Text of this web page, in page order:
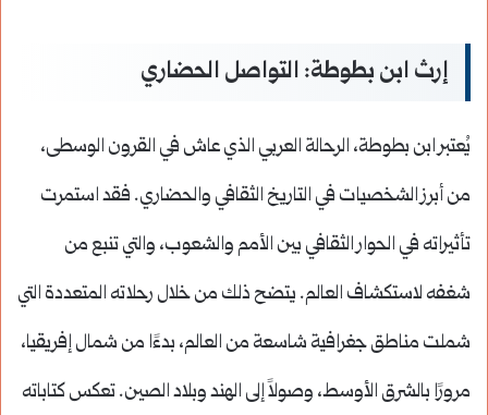
إرث ابن بطوطة: التواصل الحضاري
يُعتبر ابن بطوطة، الرحالة العربي الذي عاش في القرون الوسطى،
من أبرز الشخصيات في التاريخ الثقافي والحضاري. فقد استمرت
تأثيراته في الحوار الثقافي بين الأمم والشعوب، والتي تنبع من
شغفه لاستكشاف العالم. يتضح ذلك من خلال رحلاته المتعددة التي
شملت مناطق جغرافية شاسعة من العالم، بدءًا من شمال إفريقيا،
مرورًا بالشرق الأوسط، وصولاً إلى الهند وبلاد الصين. تعكس كتاباته